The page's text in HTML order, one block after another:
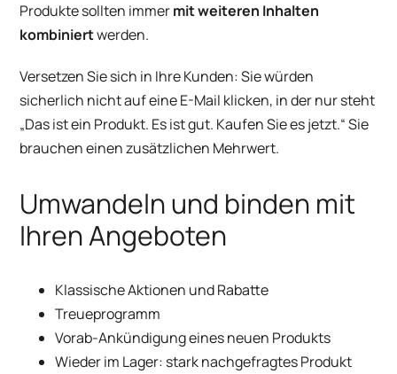
Produkte sollten immermit weiteren Inhalten
kombiniertwerden.
Versetzen Sie sich in Ihre Kunden: Sie würden
sicherlich nicht auf eine E-Mail klicken, in der nur steht
„Das ist ein Produkt. Es ist gut. Kaufen Sie es jetzt.“ Sie
brauchen einen zusätzlichen Mehrwert.
Umwandeln und binden mit
Ihren Angeboten
Klassische Aktionen und Rabatte
Treueprogramm
Vorab-Ankündigung eines neuen Produkts
Wieder im Lager: stark nachgefragtes Produkt